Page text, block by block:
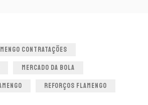
CONTRATAÇÕES
MERCADO DA BOLA
REFORÇOS FLAMENGO